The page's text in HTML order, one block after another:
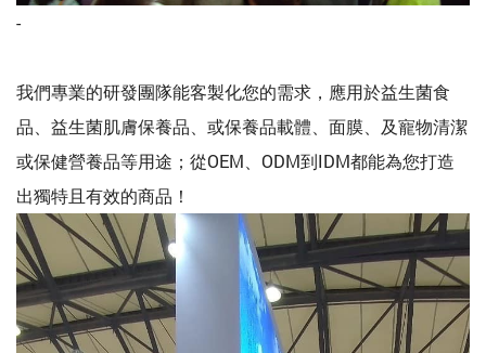
-
我們專業的研發團隊能客製化您的需求，應用於益生菌食
品、益生菌肌膚保養品、或保養品載體、面膜、及寵物清潔
或保健營養品等用途；從OEM、ODM到IDM都能為您打造
出獨特且有效的商品！